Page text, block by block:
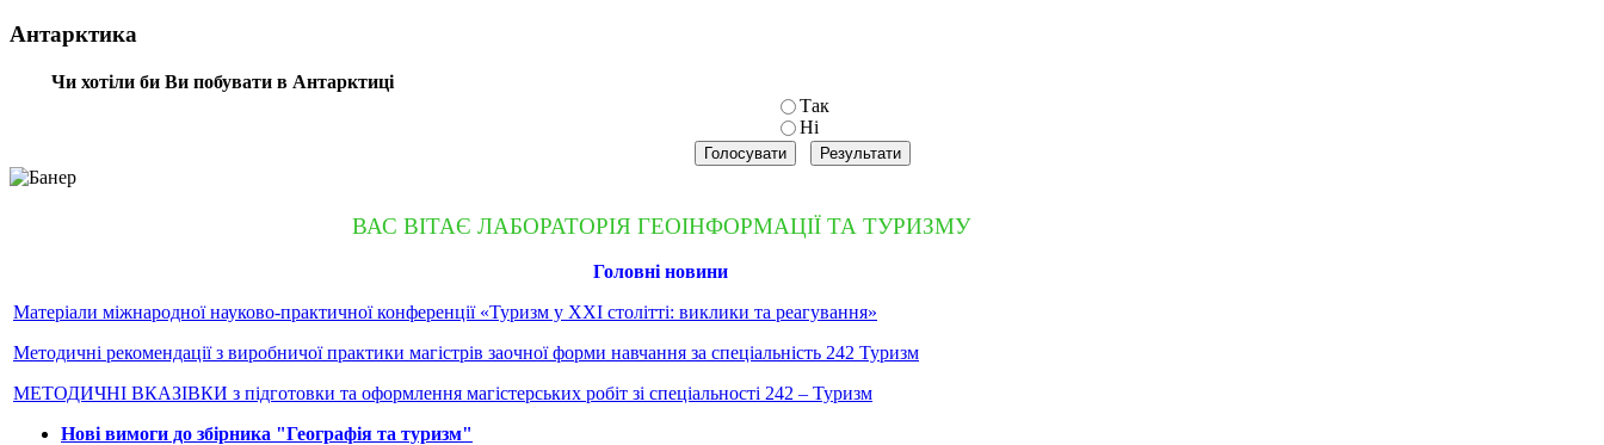
Антарктика
Чи хотіли би Ви побувати в Антарктиці
Так
Ні
ВАС ВІТАЄ ЛАБОРАТОРІЯ ГЕОІНФОРМАЦІЇ ТА ТУРИЗМУ
Головні новини
Матеріали міжнародної науково-практичної конференції «Туризм у ХХІ столітті: виклики та реагування»
Методичні рекомендації з виробничої практики магістрів заочної форми навчання за спеціальність 242 Туризм
МЕТОДИЧНІ ВКАЗІВКИ з підготовки та оформлення магістерських робіт зі спеціальності 242 – Туризм
Нові вимоги до збірника "Географія та туризм"